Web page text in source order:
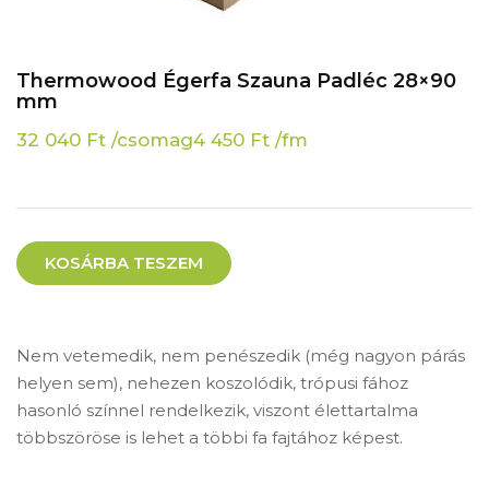
Thermowood Égerfa Szauna Padléc 28×90
mm
4 450 Ft /fm
32 040 Ft /csomag
KOSÁRBA TESZEM
Nem vetemedik, nem penészedik (még nagyon párás
helyen sem), nehezen koszolódik, trópusi fához
hasonló színnel rendelkezik, viszont élettartalma
többszöröse is lehet a többi fa fajtához képest.